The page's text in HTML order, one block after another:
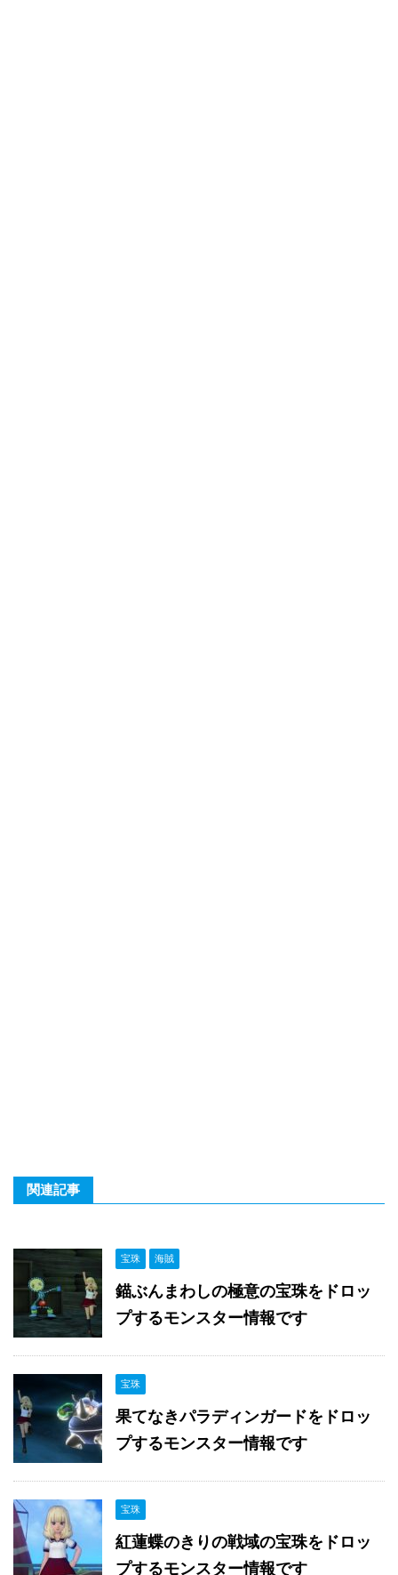
関連記事
宝珠 海賊
錨ぶんまわしの極意の宝珠をドロッ
プするモンスター情報です
宝珠
果てなきパラディンガードをドロッ
プするモンスター情報です
宝珠
紅蓮蝶のきりの戦域の宝珠をドロッ
プするモンスター情報です